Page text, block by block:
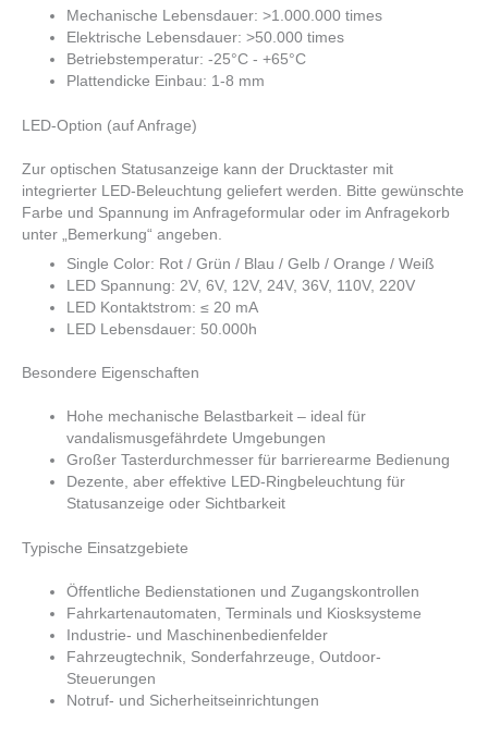
Mechanische Lebensdauer: >1.000.000 times
Elektrische Lebensdauer: >50.000 times
Betriebstemperatur: -25°C - +65°C
Plattendicke Einbau: 1-8 mm
LED-Option (auf Anfrage)
Zur optischen Statusanzeige kann der Drucktaster mit
integrierter LED-Beleuchtung geliefert werden. Bitte gewünschte
Farbe und Spannung im Anfrageformular oder im Anfragekorb
unter „Bemerkung“ angeben.
Single Color: Rot / Grün / Blau / Gelb / Orange / Weiß
LED Spannung: 2V, 6V, 12V, 24V, 36V, 110V, 220V
LED Kontaktstrom: ≤ 20 mA
LED Lebensdauer: 50.000h
Besondere Eigenschaften
Hohe mechanische Belastbarkeit – ideal für
vandalismusgefährdete Umgebungen
Großer Tasterdurchmesser für barrierearme Bedienung
Dezente, aber effektive LED-Ringbeleuchtung für
Statusanzeige oder Sichtbarkeit
Typische Einsatzgebiete
Öffentliche Bedienstationen und Zugangskontrollen
Fahrkartenautomaten, Terminals und Kiosksysteme
Industrie- und Maschinenbedienfelder
Fahrzeugtechnik, Sonderfahrzeuge, Outdoor-
Steuerungen
Notruf- und Sicherheitseinrichtungen